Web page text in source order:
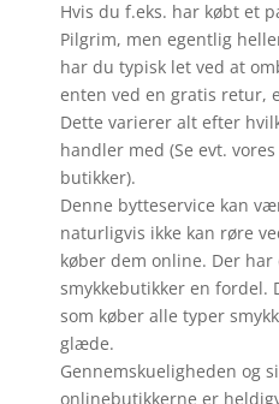
Hvis du f.eks. har købt et
Pilgrim, men egentlig
har du typisk let ved at
enten ved en gratis retur,
Dette varierer alt efter
handler med (Se evt.
butikker).
Denne bytteservice kan
naturligvis ikke kan røre
køber dem online. Der har
smykkebutikker en fordel.
som køber alle typer
glæde.
Gennemskueligheden og
onlinebutikkerne er